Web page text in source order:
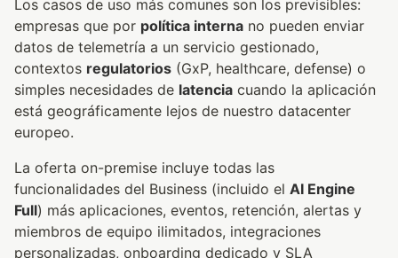
Los casos de uso más comunes son los previsibles:
empresas que por política interna no pueden enviar
datos de telemetría a un servicio gestionado,
contextos regulatorios (GxP, healthcare, defense) o
simples necesidades de latencia cuando la aplicación
está geográficamente lejos de nuestro datacenter
europeo.
La oferta on-premise incluye todas las
funcionalidades del Business (incluido el AI Engine
Full) más aplicaciones, eventos, retención, alertas y
miembros de equipo ilimitados, integraciones
personalizadas, onboarding dedicado y SLA